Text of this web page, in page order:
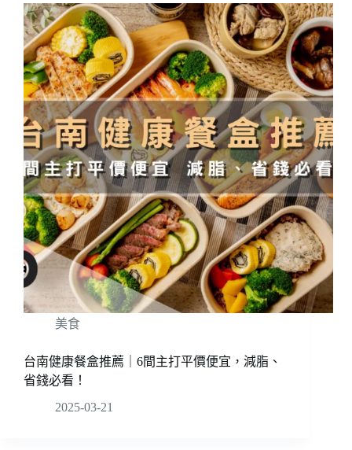
美食
台南健康餐盒推薦｜6間主打平價便宜，減脂、
省錢必看！
2025-03-21